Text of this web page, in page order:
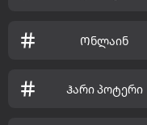
Ონლაინ
Ჰარი პოტერი